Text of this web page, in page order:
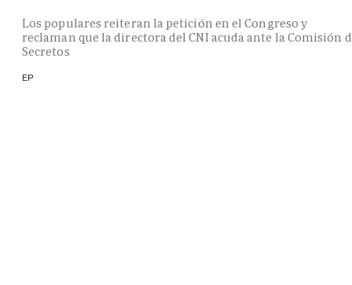
Los populares reiteran la petición en el Congreso y
reclaman que la directora del CNI acuda ante la Comisión
Secretos
EP